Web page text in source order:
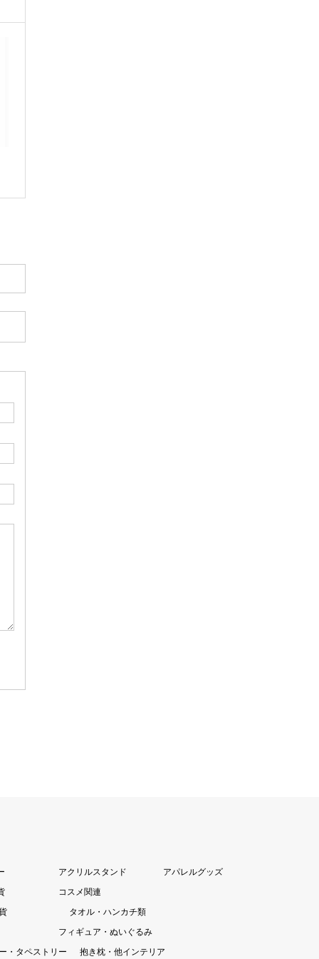
アクリルスタンド
アパレルグッズ
コスメ関連
タオル・ハンカチ類
フィギュア・ぬいぐるみ
・タペストリー
抱き枕・他インテリア